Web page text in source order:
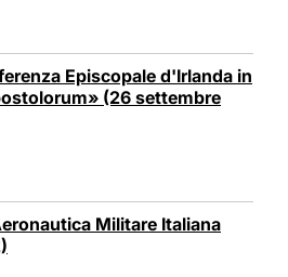
Episcopale d'Irlanda in
(26 settembre
Militare Italiana